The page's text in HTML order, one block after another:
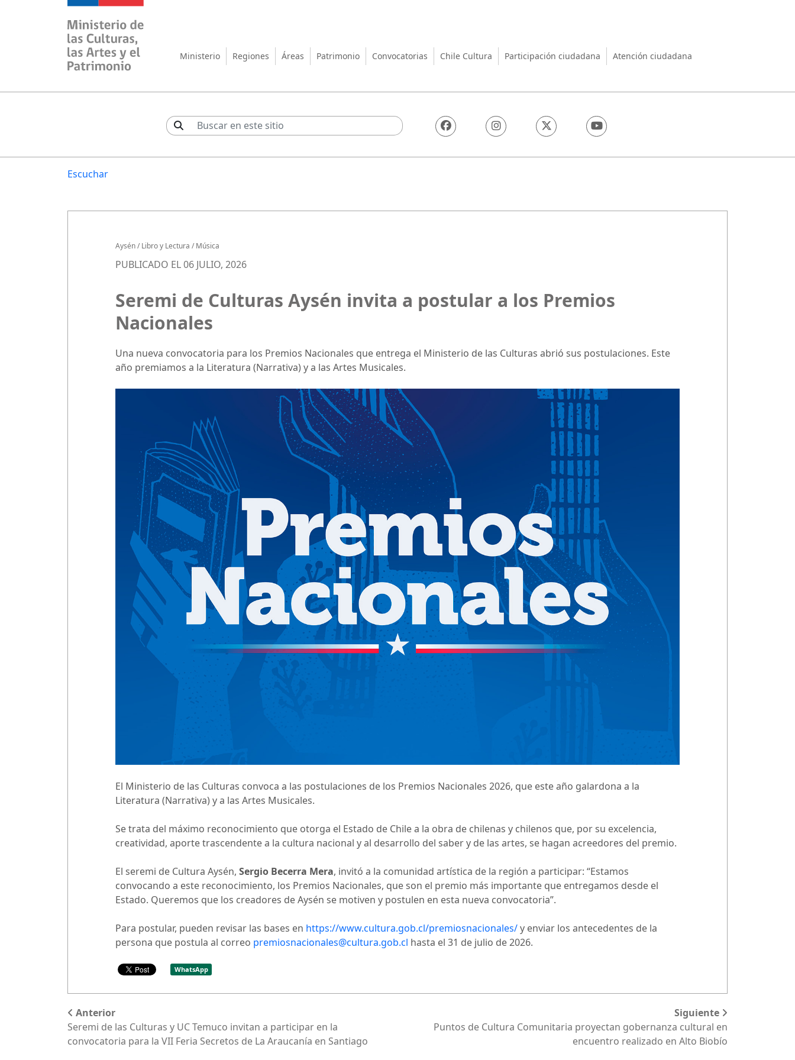
Ministerio de las Culturas, las Artes y el Patrimonio
Ministerio Regiones Áreas Patrimonio Convocatorias Chile Cultura Participación ciudadana Atención ciudadana
Escuchar
Aysén/Libro y Lectura /Música
PUBLICADO EL 06 JULIO, 2026
Seremi de Culturas Aysén invita a postular a los Premios
Nacionales
Una nueva convocatoria para los Premios Nacionales que entrega el Ministerio de las Culturas abrió sus postulaciones. Este
año premiamos a la Literatura (Narrativa) y a las Artes Musicales.
El Ministerio de las Culturas convoca a las postulaciones de los Premios Nacionales 2026, que este año galardona a la
Literatura (Narrativa) y a las Artes Musicales.
Se trata del máximo reconocimiento que otorga el Estado de Chile a la obra de chilenas y chilenos que, por su excelencia,
creatividad, aporte trascendente a la cultura nacional y al desarrollo del saber y de las artes, se hagan acreedores del premio.
El seremi de Cultura Aysén, Sergio Becerra Mera, invitó a la comunidad artística de la región a participar: “Estamos
convocando a este reconocimiento, los Premios Nacionales, que son el premio más importante que entregamos desde el
Estado. Queremos que los creadores de Aysén se motiven y postulen en esta nueva convocatoria”.
Para postular, pueden revisar las bases en https://www.cultura.gob.cl/premiosnacionales/y enviar los antecedentes de la
persona que postula al correo premiosnacionales@cultura.gob.cl hasta el 31 de julio de 2026.
WhatsApp
Anterior
Seremi de las Culturas y UC Temuco invitan a participar en la
convocatoria para la VII Feria Secretos de La Araucanía en Santiago
Siguiente
Puntos de Cultura Comunitaria proyectan gobernanza cultural en
encuentro realizado en Alto Biobío